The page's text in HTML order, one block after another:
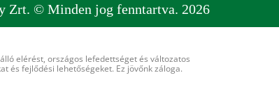
Zrt. © Minden jog fenntartva. 2026
elérést, országos lefedettséget és változatos
és fejlődési lehetőségeket. Ez jövőnk záloga.